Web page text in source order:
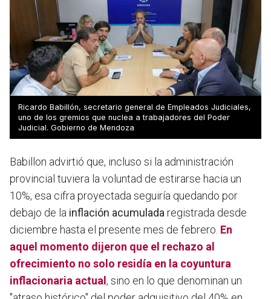
Ricardo Babillón, secretario general de Empleados Judiciales,
uno de los gremios que nuclea a trabajadores del Poder
Judicial. Gobierno de Mendoza
Babillon advirtió que, incluso si la administración
provincial tuviera la voluntad de estirarse hacia un
10%, esa cifra proyectada seguiría quedando por
debajo de la inflación acumulada registrada desde
diciembre hasta el presente mes de febrero. En
aquel momento dijeron que el rechazo al
ofrecimiento no solo residía en la coyuntura
inflacionaria actual , sino en lo que denominan un